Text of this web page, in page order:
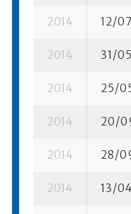
2014 12/07
2014 31/05
2014 25/
2014 20/
2014 28/
2014 13/04